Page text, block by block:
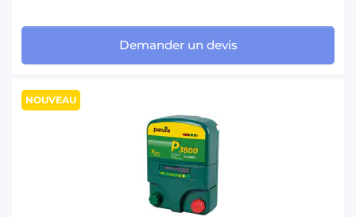
Demander un devis
NOUVEAU